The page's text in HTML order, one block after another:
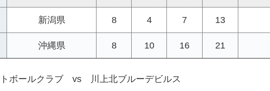
新潟県 8 4 7 13
沖縄県 8 10 16 21
ボールクラブ vs 川上北ブルーデビルス